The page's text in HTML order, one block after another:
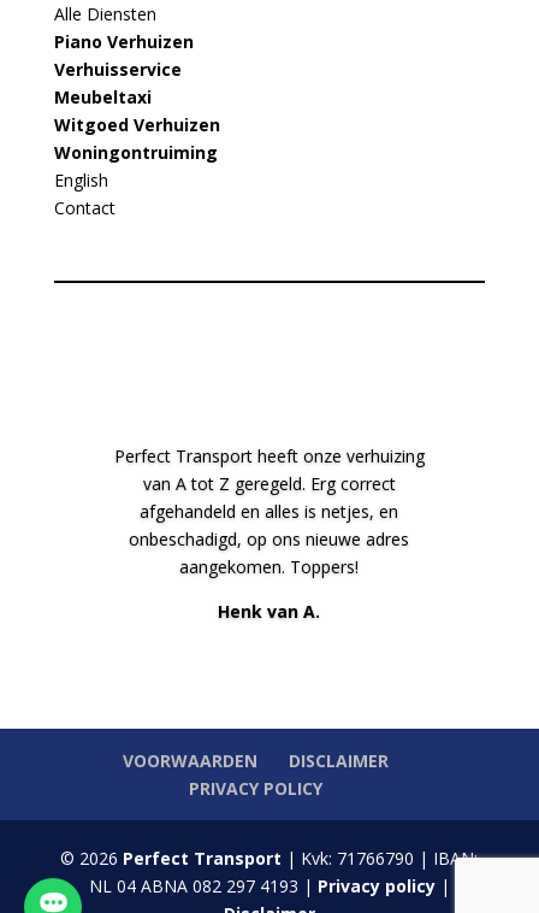
Alle Diensten
Piano Verhuizen
Verhuisservice
Meubeltaxi
Witgoed Verhuizen
Woningontruiming
English
Contact
Perfect Transport heeft onze verhuizing
van A tot Z geregeld. Erg correct
afgehandeld en alles is netjes, en
onbeschadigd, op ons nieuwe adres
aangekomen. Toppers!
Henk van A.
VOORWAARDEN
DISCLAIMER
PRIVACY POLICY
© 2026 Perfect Transport | Kvk: 71766790 | IBAN:
NL 04 ABNA 082 297 4193 | Privacy policy|